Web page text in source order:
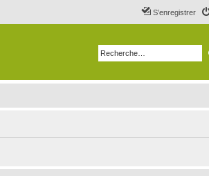
S’enregistrer